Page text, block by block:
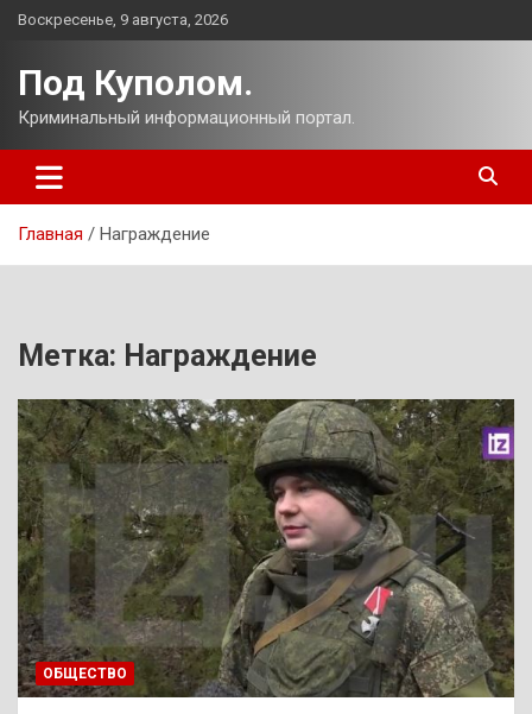
Перейти
Воскресенье, 9 августа, 2026
Под Куполом.
Криминальный информационный портал.
Главная Награждение
Метка: Награждение
ОБЩЕСТВО